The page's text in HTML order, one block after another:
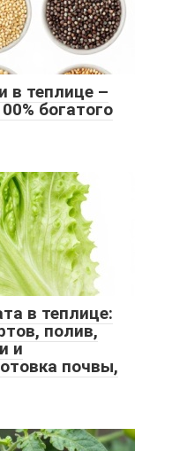
в теплице –
богатого
в теплице:
полив,
и
почвы,